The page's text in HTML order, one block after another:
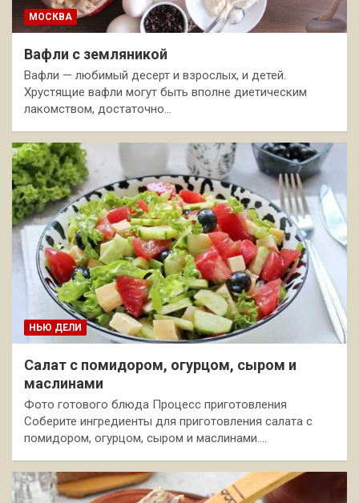
МОСКВА
Вафли с земляникой
Вафли — любимый десерт и взрослых, и детей.
Хрустящие вафли могут быть вполне диетическим
лакомством, достаточно…
НЬЮ ДЕЛИ
Салат с помидором, огурцом, сыром и
маслинами
Фото готового блюда Процесс приготовления
Соберите ингредиенты для приготовления салата с
помидором, огурцом, сыром и маслинами.…